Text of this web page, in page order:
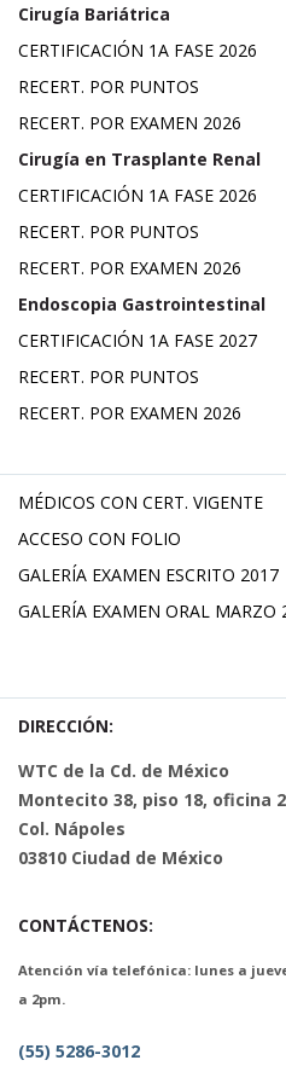
Cirugía Bariátrica
CERTIFICACIÓN 1A FASE 2026
RECERT. POR PUNTOS
RECERT. POR EXAMEN 2026
Cirugía en Trasplante Renal
CERTIFICACIÓN 1A FASE 2026
RECERT. POR PUNTOS
RECERT. POR EXAMEN 2026
Endoscopia Gastrointestinal
CERTIFICACIÓN 1A FASE 2027
RECERT. POR PUNTOS
RECERT. POR EXAMEN 2026
MÉDICOS CON CERT. VIGENTE
ACCESO CON FOLIO
GALERÍA EXAMEN ESCRITO 2017
GALERÍA EXAMEN ORAL MARZO
DIRECCIÓN:
WTC de la Cd. de México
Montecito 38, piso 18, oficina
Col. Nápoles
03810 Ciudad de México
CONTÁCTENOS:
Atención vía telefónica: lunes a
a 2pm.
(55) 5286-3012